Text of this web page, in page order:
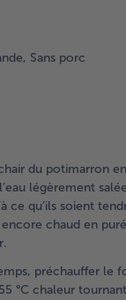
Sans porc
du potimarron
légèrement
ce qu’ils soient
chaud en
préchauffer le
°C chaleur